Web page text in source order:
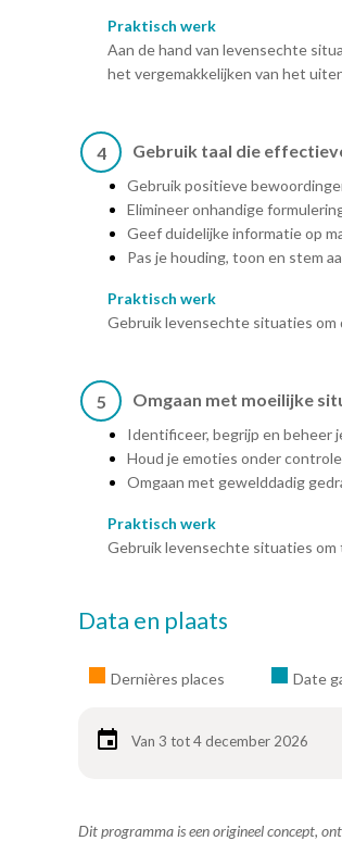
Praktisch werk
Aan de hand van levensechte
het vergemakkelijken van het
4 Gebruik taal die
Gebruik positieve
Elimineer onhandige
Geef duidelijke informatie op
Pas je houding, toon en stem
Praktisch werk
Gebruik levensechte situaties
5 Omgaan met moeilijke
Identificeer, begrijp en beheer
Houd je emoties onder
Omgaan met gewelddadig
Praktisch werk
Gebruik levensechte situaties
Data en plaats
Dernières places Date
Van 3 tot 4 december 2026
Dit programma is een origineel concept,